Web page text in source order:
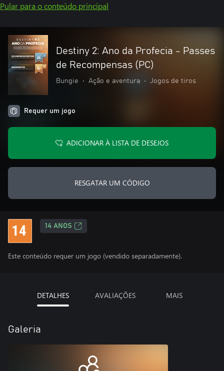
Pular para o conteúdo principal
Destiny 2: Ano da Profecia - Passes
de Recompensas (PC)
Bungie • Ação e aventura • Jogos de tiros
Requer um jogo
ADICIONAR À LISTA DE DESEJOS
RESGATAR UM CÓDIGO
14 ANOS
Este conteúdo requer um jogo (vendido separadamente).
DETALHES AVALIAÇÕES MAIS
Galeria